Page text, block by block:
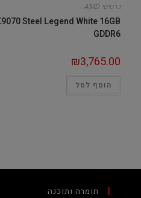
כרטיסי AMD
Steel Legend White 16GB
GDDR6
₪3,765.00
הוסף לסל
חומרה ותוכנה